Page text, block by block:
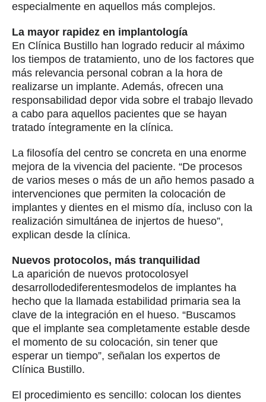
especialmente en aquellos más complejos.
La mayor rapidez en implantología
En Clínica Bustillo han logrado reducir al máximo
los tiempos de tratamiento, uno de los factores que
más relevancia personal cobran a la hora de
realizarse un implante. Además, ofrecen una
responsabilidad depor vida sobre el trabajo llevado
a cabo para aquellos pacientes que se hayan
tratado íntegramente en la clínica.
La filosofía del centro se concreta en una enorme
mejora de la vivencia del paciente. “De procesos
de varios meses o más de un año hemos pasado a
intervenciones que permiten la colocación de
implantes y dientes en el mismo día, incluso con la
realización simultánea de injertos de hueso”,
explican desde la clínica.
Nuevos protocolos, más tranquilidad
La aparición de nuevos protocolosyel
desarrollodediferentesmodelos de implantes ha
hecho que la llamada estabilidad primaria sea la
clave de la integración en el hueso. “Buscamos
que el implante sea completamente estable desde
el momento de su colocación, sin tener que
esperar un tiempo”, señalan los expertos de
Clínica Bustillo.
El procedimiento es sencillo: colocan los dientes